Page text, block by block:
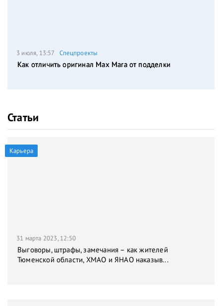
3 июля, 13:57 Спецпроекты
Как отличить оригинал Max Mara от подделки
Статьи
Карьера
31 марта 2023, 12:50
Выговоры, штрафы, замечания – как жителей
Тюменской области, ХМАО и ЯНАО наказыв...